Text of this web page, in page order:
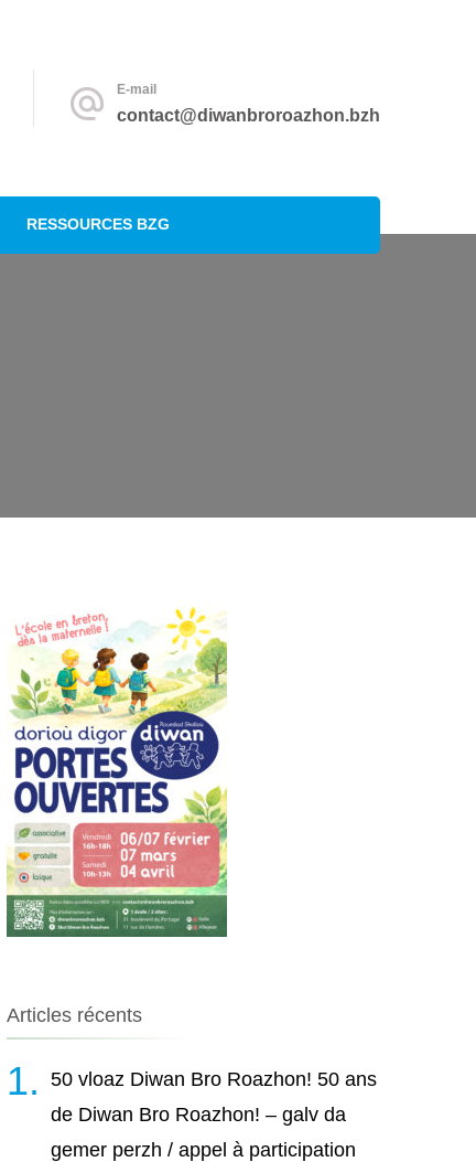
E-mail
contact@diwanbroroazhon.bzh
RESSOURCES BZG
Articles récents
50 vloaz Diwan Bro Roazhon! 50 ans
de Diwan Bro Roazhon! – galv da
gemer perzh / appel à participation